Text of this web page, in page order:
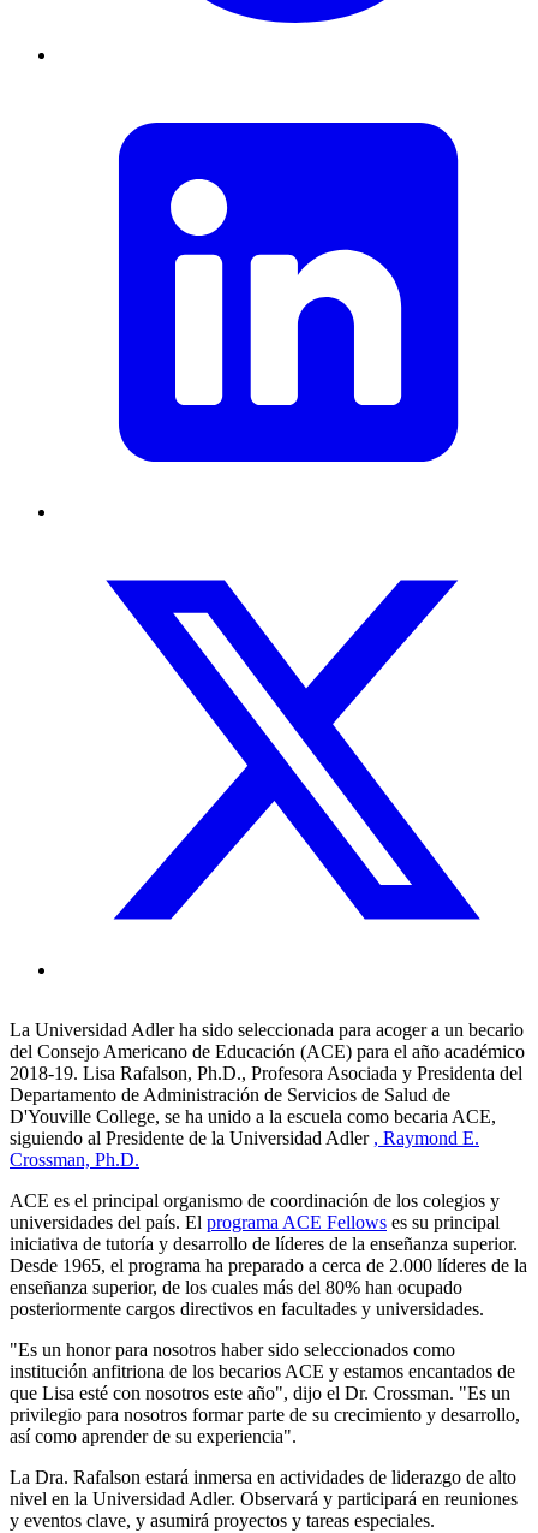
La Universidad Adler ha sido seleccionada para acoger a un becario
del Consejo Americano de Educación (ACE) para el año académico
2018-19. Lisa Rafalson, Ph.D., Profesora Asociada y Presidenta del
Departamento de Administración de Servicios de Salud de
D'Youville College, se ha unido a la escuela como becaria ACE,
siguiendo al Presidente de la Universidad Adler , Raymond E.
Crossman, Ph.D.
ACE es el principal organismo de coordinación de los colegios y
universidades del país. El programa ACE Fellows es su principal
iniciativa de tutoría y desarrollo de líderes de la enseñanza superior.
Desde 1965, el programa ha preparado a cerca de 2.000 líderes de la
enseñanza superior, de los cuales más del 80% han ocupado
posteriormente cargos directivos en facultades y universidades.
"Es un honor para nosotros haber sido seleccionados como
institución anfitriona de los becarios ACE y estamos encantados de
que Lisa esté con nosotros este año", dijo el Dr. Crossman. "Es un
privilegio para nosotros formar parte de su crecimiento y desarrollo,
así como aprender de su experiencia".
La Dra. Rafalson estará inmersa en actividades de liderazgo de alto
nivel en la Universidad Adler. Observará y participará en reuniones
y eventos clave, y asumirá proyectos y tareas especiales.